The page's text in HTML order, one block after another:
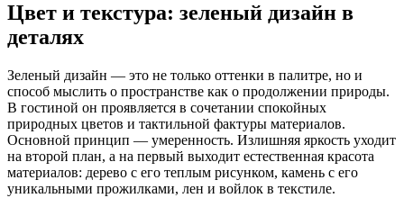
Цвет и текстура: зеленый дизайн в
деталях
Зеленый дизайн — это не только оттенки в палитре, но и
способ мыслить о пространстве как о продолжении природы.
В гостиной он проявляется в сочетании спокойных
природных цветов и тактильной фактуры материалов.
Основной принцип — умеренность. Излишняя яркость уходит
на второй план, а на первый выходит естественная красота
материалов: дерево с его теплым рисунком, камень с его
уникальными прожилками, лен и войлок в текстиле.